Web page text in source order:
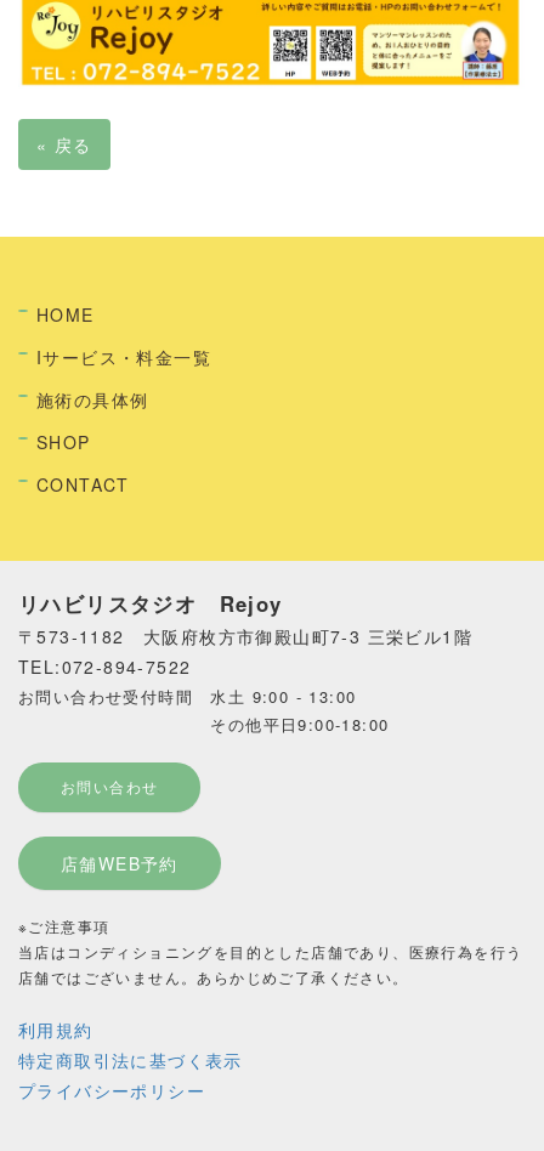
« 戻る
HOME
Iサービス・料金一覧
施術の具体例
SHOP
CONTACT
リハビリスタジオ Rejoy
〒573-1182 大阪府枚方市御殿山町7-3 三栄ビル1階
TEL:072-894-7522
お問い合わせ受付時間 水土 9:00 - 13:00
その他平日9:00-18:00
お問い合わせ
店舗WEB予約
※ご注意事項
当店はコンディショニングを目的とした店舗であり、医療行為を行う
店舗ではございません。あらかじめご了承ください。
利用規約
特定商取引法に基づく表示
プライバシーポリシー